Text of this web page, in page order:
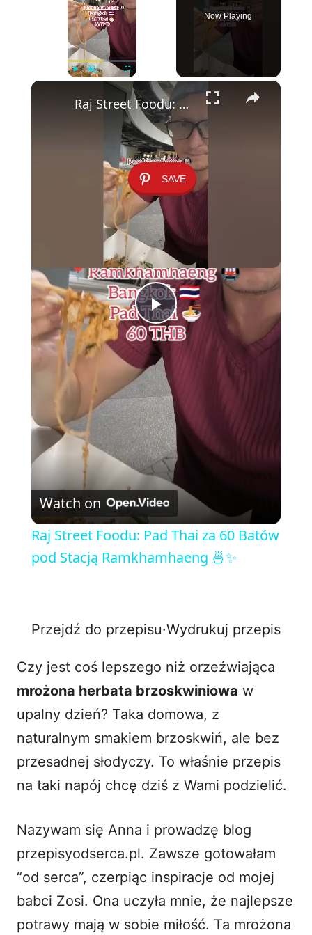
Unmute Fullscreen
Now Playing
×
SAVE
P
l
a
y
V
i
Raj Street Foodu: Pad Thai za 60 Batów pod Stacją Ramkhamhaeng 🍜✨
Watch on
Raj Street Foodu: Pad Thai za 60 Batów
pod Stacją Ramkhamhaeng 🍜✨
Przejdź do przepisu·Wydrukuj przepis
Czy jest coś lepszego niż orzeźwiająca
mrożona herbata brzoskwiniowa w
upalny dzień? Taka domowa, z
naturalnym smakiem brzoskwiń, ale bez
przesadnej słodyczy. To właśnie przepis
na taki napój chcę dziś z Wami podzielić.
Nazywam się Anna i prowadzę blog
przepisyodserca.pl. Zawsze gotowałam
“od serca”, czerpiąc inspiracje od mojej
babci Zosi. Ona uczyła mnie, że najlepsze
potrawy mają w sobie miłość. Ta mrożona